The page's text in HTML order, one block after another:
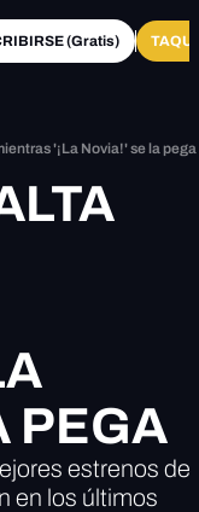
(Gratis)
'¡La Novia!' se la pega
PEGA
estrenos de
en los últimos